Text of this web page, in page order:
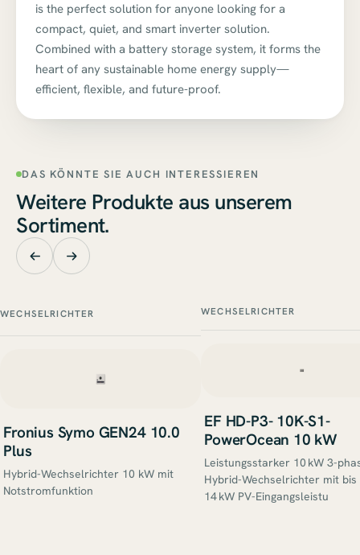
is the perfect solution for anyone looking for a
compact, quiet, and smart inverter solution.
Combined with a battery storage system, it forms the
heart of any sustainable home energy supply—
efficient, flexible, and future-proof.
DAS KÖNNTE SIE AUCH INTERESSIEREN
Weitere Produkte aus unserem
Sortiment.
WECHSELRICHTER
Fronius Symo GEN24 10.0
Plus
Hybrid-Wechselrichter 10 kW mit
Notstromfunktion
WECHSELRICHTER
EF HD-P3- 10K-S1-
PowerOcean 10 kW
Leistungsstarker 10 kW 3-
Hybrid-Wechselrichter mit bis
14 kW PV-Eingangsleistu